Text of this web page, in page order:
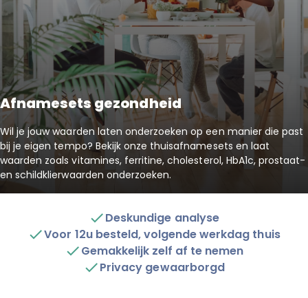
Afnamesets gezondheid
Wil je jouw waarden laten onderzoeken op een manier die past
bij je eigen tempo? Bekijk onze thuisafnamesets en laat
waarden zoals vitamines, ferritine, cholesterol, HbA1c, prostaat-
en schildklierwaarden onderzoeken.
Deskundige analyse
Voor 12u besteld, volgende werkdag thuis
Gemakkelijk zelf af te nemen
Privacy gewaarborgd